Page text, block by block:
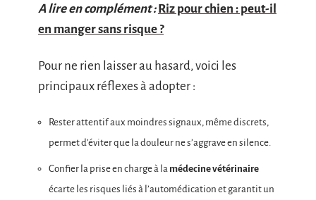
A lire en complément : Riz pour chien : peut-il
en manger sans risque ?
Pour ne rien laisser au hasard, voici les
principaux réflexes à adopter :
Rester attentif aux moindres signaux, même discrets,
permet d’éviter que la douleur ne s’aggrave en silence.
Confier la prise en charge à la médecine vétérinaire
écarte les risques liés à l’automédication et garantit un